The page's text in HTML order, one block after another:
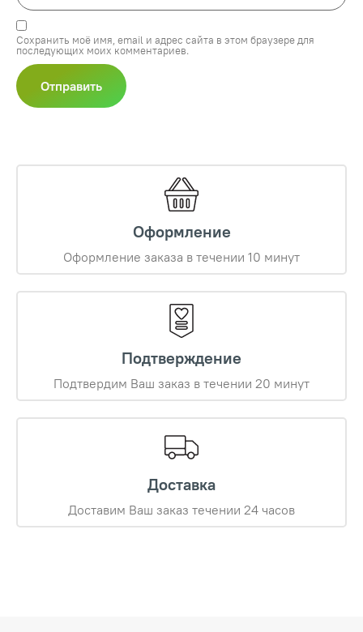
Сохранить моё имя, email и адрес сайта в этом браузере для
последующих моих комментариев.
Оформление
Оформление заказа в течении 10 минут
Подтверждение
Подтвердим Ваш заказ в течении 20 минут
Доставка
Доставим Ваш заказ течении 24 часов